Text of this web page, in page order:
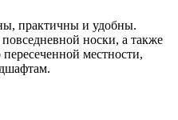
практичны и удобны.
носки, а также
местности,